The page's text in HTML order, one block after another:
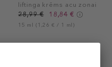
liftinga krēms acu zonai
28,99 €
18,84 €
15 ml (1,26 € / 1 ml)